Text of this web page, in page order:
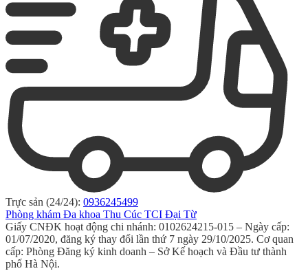
Trực sản (24/24): 0936245499
Phòng khám Đa khoa Thu Cúc TCI Đại Từ
Giấy CNĐK hoạt động chi nhánh: 0102624215-015 – Ngày cấp:
01/07/2020, đăng ký thay đổi lần thứ 7 ngày 29/10/2025. Cơ quan
cấp: Phòng Đăng ký kinh doanh – Sở Kế hoạch và Đầu tư thành
phố Hà Nội.